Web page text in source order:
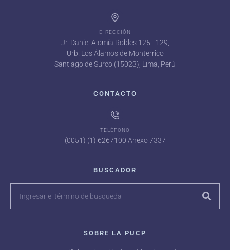
DIRECCIÓN
Jr. Daniel Alomía Robles 125 - 129,
Urb. Los Álamos de Monterrico
Santiago de Surco (15023), Lima, Perú
CONTACTO
TELÉFONO
(0051) (1) 6267100 Anexo 7337
BUSCADOR
SOBRE LA PUCP